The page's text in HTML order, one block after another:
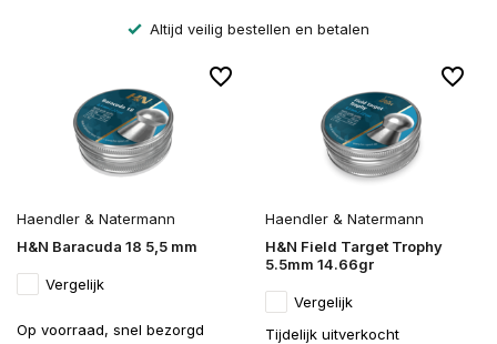
Altijd veilig bestellen en betalen
Haendler & Natermann
H&N Baracuda 18 5,5 mm
Vergelijk
Op voorraad, snel bezorgd
Haendler & Natermann
H&N Field Target Trophy
5.5mm 14.66gr
Vergelijk
Tijdelijk uitverkocht